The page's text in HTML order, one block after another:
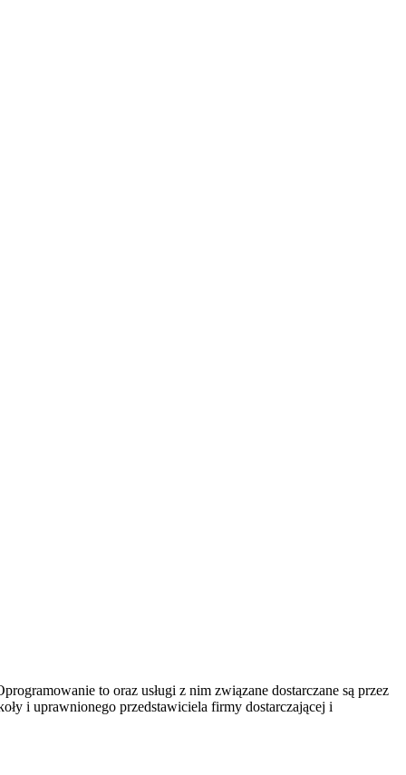
to oraz usługi z nim związane dostarczane są przez
i uprawnionego przedstawiciela firmy dostarczającej i